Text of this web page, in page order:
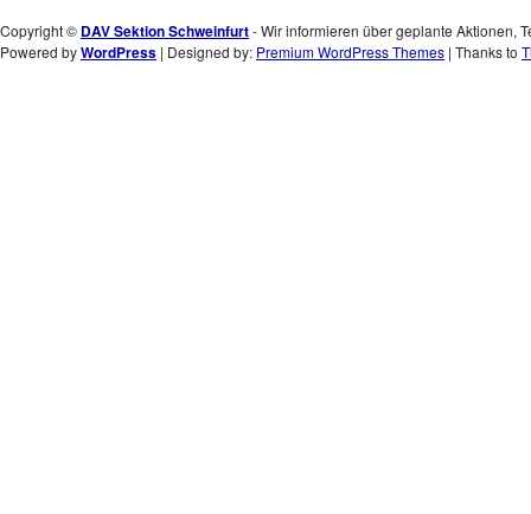
Copyright © DAV Sektion Schweinfurt- Wir informieren über geplante Aktionen,
Powered byWordPress | Designed by: Premium WordPress Themes | Thanks to